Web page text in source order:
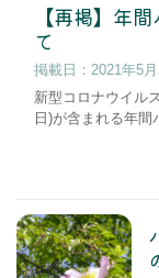
【再掲】年
て
掲載日： 2021年5
新型コロナウイル
日)が含まれる年